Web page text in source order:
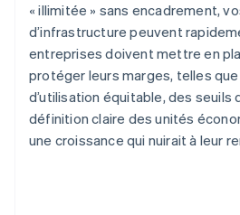
« illimitée » sans encadrement,
d’infrastructure peuvent
entreprises doivent mettre en
protéger leurs marges, telles
d’utilisation équitable, des seuils
définition claire des unités
une croissance qui nuirait à leur